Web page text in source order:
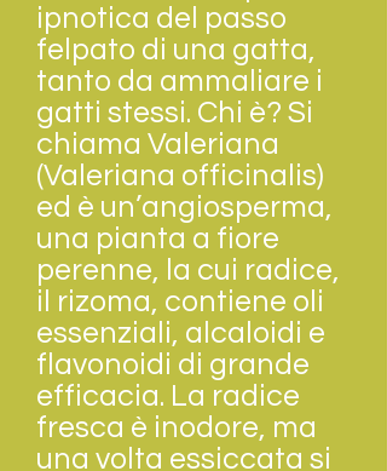
ipnotica del passo
felpato di una gatta,
tanto da ammaliare i
gatti stessi. Chi è? Si
chiama Valeriana
(Valeriana officinalis)
ed è un’angiosperma,
una pianta a fiore
perenne, la cui radice,
il rizoma, contiene oli
essenziali, alcaloidi e
flavonoidi di grande
efficacia. La radice
fresca è inodore, ma
una volta essiccata si